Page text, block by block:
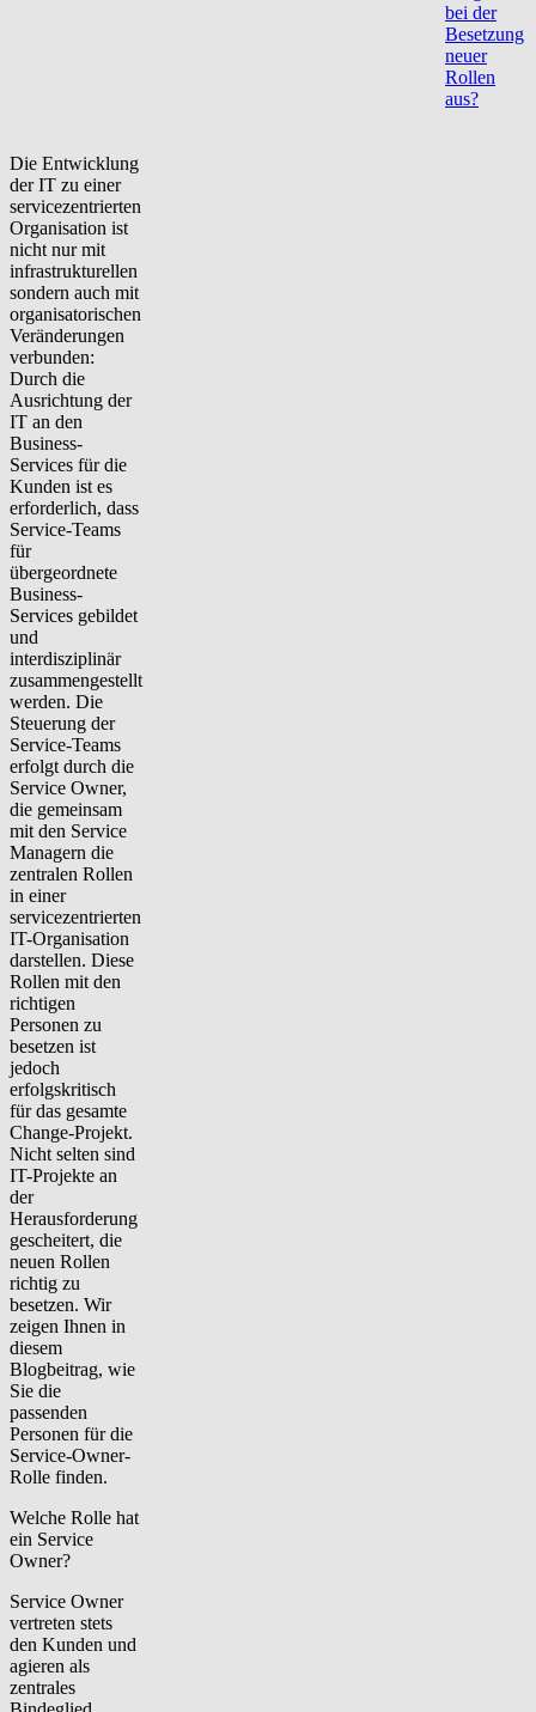
bei der
Besetzung
neuer
Rollen
aus?
Die Entwicklung
der IT zu einer
servicezentrierten
Organisation ist
nicht nur mit
infrastrukturellen
sondern auch mit
organisatorischen
Veränderungen
verbunden:
Durch die
Ausrichtung der
IT an den
Business-
Services für die
Kunden ist es
erforderlich, dass
Service-Teams
für
übergeordnete
Business-
Services gebildet
und
interdisziplinär
zusammengestellt
werden. Die
Steuerung der
Service-Teams
erfolgt durch die
Service Owner,
die gemeinsam
mit den Service
Managern die
zentralen Rollen
in einer
servicezentrierten
IT-Organisation
darstellen. Diese
Rollen mit den
richtigen
Personen zu
besetzen ist
jedoch
erfolgskritisch
für das gesamte
Change-Projekt.
Nicht selten sind
IT-Projekte an
der
Herausforderung
gescheitert, die
neuen Rollen
richtig zu
besetzen. Wir
zeigen Ihnen in
diesem
Blogbeitrag, wie
Sie die
passenden
Personen für die
Service-Owner-
Rolle finden.
Welche Rolle hat
ein Service
Owner?
Service Owner
vertreten stets
den Kunden und
agieren als
zentrales